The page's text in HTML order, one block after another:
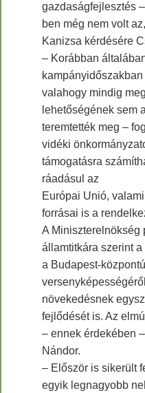
gazdaságfejlesztés
ben még nem volt
Kanizsa kérdésére
– Korábban
valahogy mindig
lehetőségének sem
teremtették meg –
vidéki
támogatásra
ráadásul az
Európai Unió,
forrásai is a
A Miniszterelnökség
államtitkára szerint
a Budapest-
növekedésnek
fejlődését is. Az
– ennek érdekében
Nándor.
– Először is sikerült
egyik legnagyobb